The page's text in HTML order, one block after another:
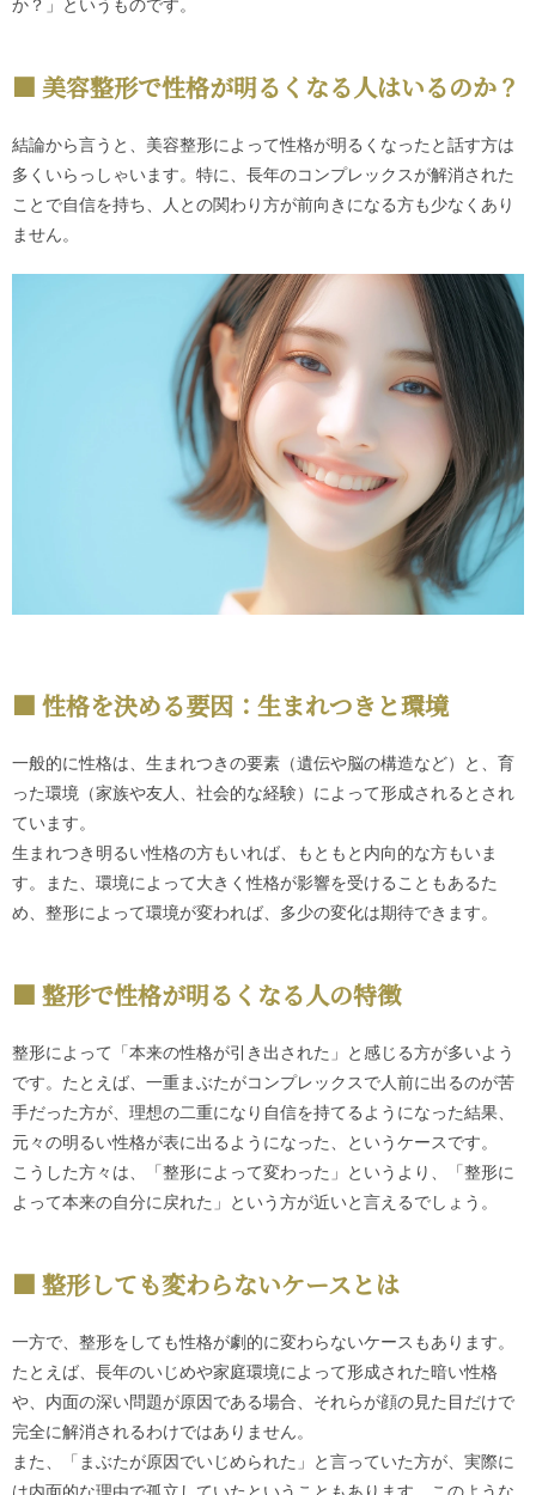
か？」というものです。
美容整形で性格が明るくなる人はいるのか？
結論から言うと、美容整形によって性格が明るくなったと話す方は
多くいらっしゃいます。特に、長年のコンプレックスが解消された
ことで自信を持ち、人との関わり方が前向きになる方も少なくあり
ません。
性格を決める要因：生まれつきと環境
一般的に性格は、生まれつきの要素（遺伝や脳の構造など）と、育
った環境（家族や友人、社会的な経験）によって形成されるとされ
ています。
生まれつき明るい性格の方もいれば、もともと内向的な方もいま
す。また、環境によって大きく性格が影響を受けることもあるた
め、整形によって環境が変われば、多少の変化は期待できます。
整形で性格が明るくなる人の特徴
整形によって「本来の性格が引き出された」と感じる方が多いよう
です。たとえば、一重まぶたがコンプレックスで人前に出るのが苦
手だった方が、理想の二重になり自信を持てるようになった結果、
元々の明るい性格が表に出るようになった、というケースです。
こうした方々は、「整形によって変わった」というより、「整形に
よって本来の自分に戻れた」という方が近いと言えるでしょう。
整形しても変わらないケースとは
一方で、整形をしても性格が劇的に変わらないケースもあります。
たとえば、長年のいじめや家庭環境によって形成された暗い性格
や、内面の深い問題が原因である場合、それらが顔の見た目だけで
完全に解消されるわけではありません。
また、「まぶたが原因でいじめられた」と言っていた方が、実際に